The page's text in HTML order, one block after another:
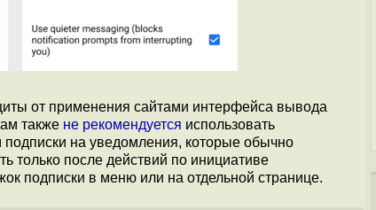
от применения сайтами интерфейса вывода
также не рекомендуется использовать
на уведомления, которые обычно
только после действий по инициативе
подписки в меню или на отдельной странице.